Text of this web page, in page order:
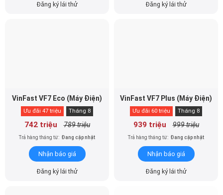
Đăng ký lái thử Đăng ký lái thử
VinFast VF7 Eco (Máy Điện)
Ưu đãi 47 triệu Tháng 8
742 triệu 789 triệu
Trả hàng tháng từ: Đang cập nhật
Nhận báo giá
Đăng ký lái thử
VinFast VF7 Plus (Máy Điện)
Ưu đãi 60 triệu Tháng 8
939 triệu 999 triệu
Trả hàng tháng từ: Đang cập nhật
Nhận báo giá
Đăng ký lái thử